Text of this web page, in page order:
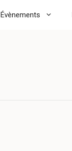
Évènements